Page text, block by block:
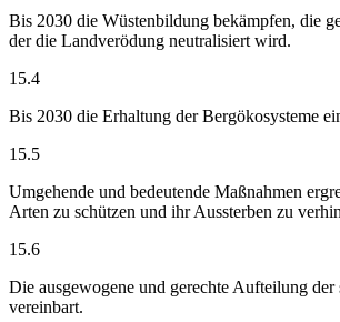
Bis 2030 die Wüstenbildung bekämpfen, die
der die Landverödung neutralisiert wird.
15.4
Bis 2030 die Erhaltung der Bergökosysteme
15.5
Umgehende und bedeutende Maßnahmen
Arten zu schützen und ihr Aussterben zu
15.6
Die ausgewogene und gerechte Aufteilung
vereinbart.